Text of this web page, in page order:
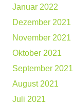
Januar 2022
Dezember 2021
November 2021
Oktober 2021
September 2021
August 2021
Juli 2021